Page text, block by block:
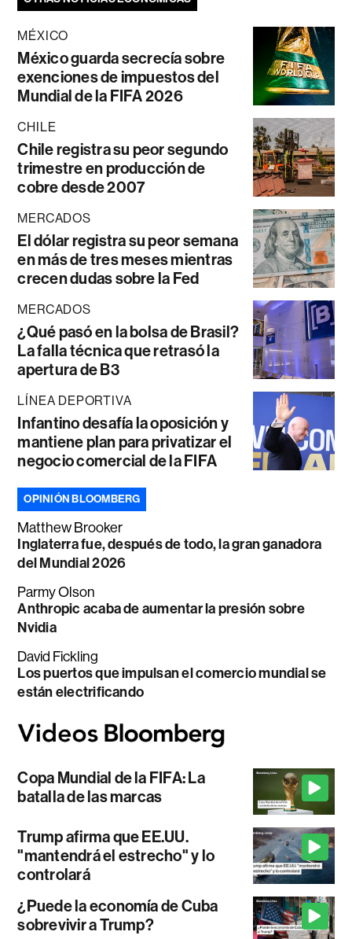
MÉXICO
México guarda secrecía sobre
exenciones de impuestos del
Mundial de la FIFA 2026
CHILE
Chile registra su peor segundo
trimestre en producción de
cobre desde 2007
MERCADOS
El dólar registra su peor semana
en más de tres meses mientras
crecen dudas sobre la Fed
MERCADOS
¿Qué pasó en la bolsa de Brasil?
La falla técnica que retrasó la
apertura de B3
LÍNEA DEPORTIVA
Infantino desafía la oposición y
mantiene plan para privatizar el
negocio comercial de la FIFA
OPINIÓN BLOOMBERG
Matthew Brooker
Inglaterra fue, después de todo, la gran ganadora
del Mundial 2026
Parmy Olson
Anthropic acaba de aumentar la presión sobre
Nvidia
David Fickling
Los puertos que impulsan el comercio mundial se
están electrificando
Copa Mundial de la FIFA: La
batalla de las marcas
Trump afirma que EE.UU.
"mantendrá el estrecho" y lo
controlará
¿Puede la economía de Cuba
sobrevivir a Trump?